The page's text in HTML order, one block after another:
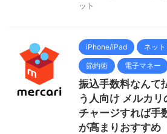
ット
iPhone/iPad ネッ
節約術 電子マネー
振込手数料なんて
う人向け メルカ
チャージすれば手
が高まりおすすめ